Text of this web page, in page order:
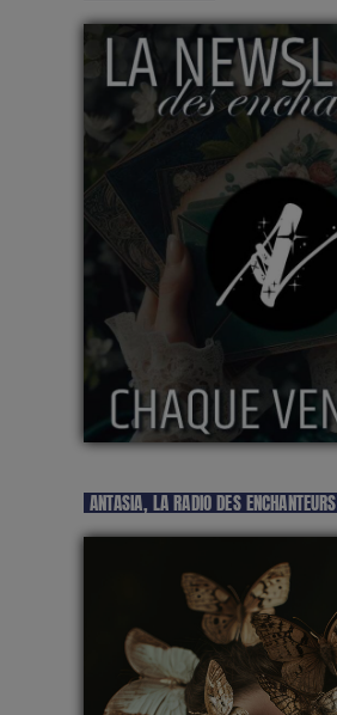
ANTASIA, LA RADIO DES ENCHANTEURS